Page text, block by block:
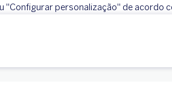
"Configurar personalização" de acordo